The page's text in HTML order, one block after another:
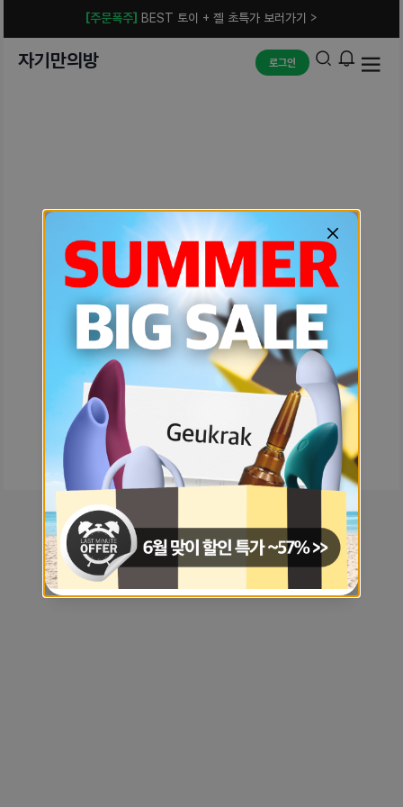
[주문폭주] BEST 토이 + 젤 초특가 보러가기 >
자기만의방 로그인
예상치 못한 에러입니다.